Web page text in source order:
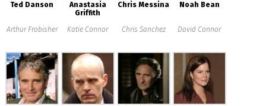
Ted Danson
Arthur Frobisher
Anastasia
Griffith
Katie Connor
Chris Messina
Chris Sanchez
Noah Bean
David Connor